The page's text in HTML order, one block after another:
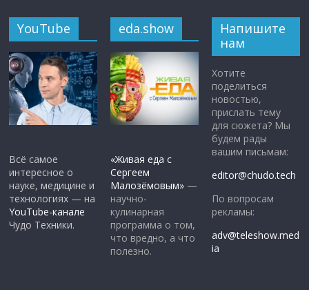
YouTube
Всё самое
интересное о
науке, медицине и
технологиях — на
YouTube-канале
Чудо Техники.
eda.show
«Живая еда с
Сергеем
Малозёмовым» —
научно-
кулинарная
программа о том,
что вредно, а что
полезно.
Напишите
нам
Хотите
поделиться
новостью,
прислать тему
для сюжета? Мы
будем рады
вашим письмам:
editor@chudo.tech
По вопросам
рекламы:
adv@teleshow.med
ia